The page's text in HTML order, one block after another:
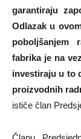
garantiraju
Odlazak u
poboljšanjem
fabrika je na
investiraju u to
proizvodnih
ističe član